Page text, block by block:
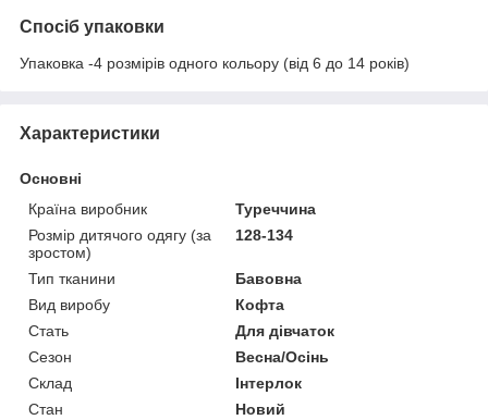
Спосіб упаковки
Упаковка -4 розмірів одного кольору (від 6 до 14 років)
Характеристики
Основні
Країна виробник
Туреччина
Розмір дитячого одягу (за
зростом)
128-134
Тип тканини
Бавовна
Вид виробу
Кофта
Стать
Для дівчаток
Сезон
Весна/Осінь
Склад
Інтерлок
Стан
Новий